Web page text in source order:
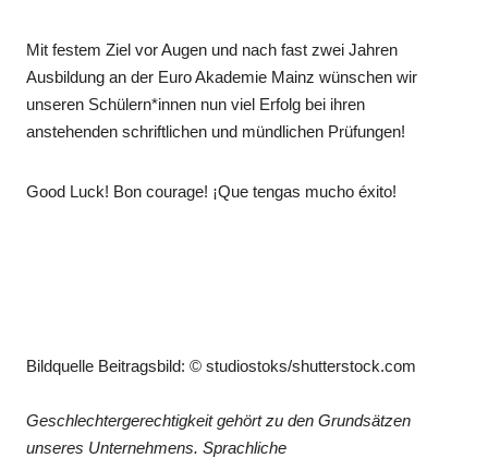
Mit festem Ziel vor Augen und nach fast zwei Jahren
Ausbildung an der Euro Akademie Mainz wünschen wir
unseren Schülern*innen nun viel Erfolg bei ihren
anstehenden schriftlichen und mündlichen Prüfungen!
Good Luck! Bon courage! ¡Que tengas mucho éxito!
Bildquelle Beitragsbild: © studiostoks/shutterstock.com
Geschlechtergerechtigkeit gehört zu den Grundsätzen
unseres Unternehmens. Sprachliche